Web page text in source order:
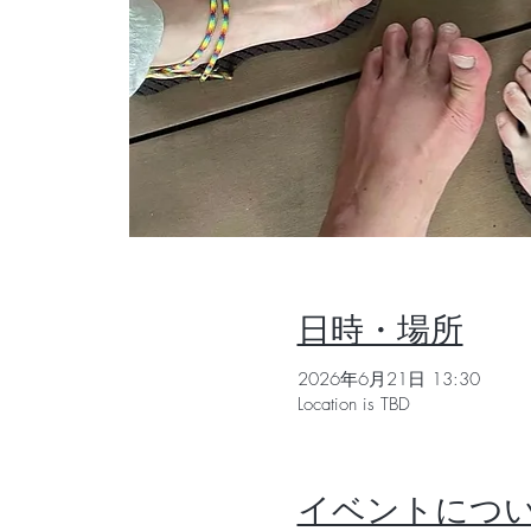
日時・場所
2026年6月21日 13:30
Location is TBD
イベントにつ